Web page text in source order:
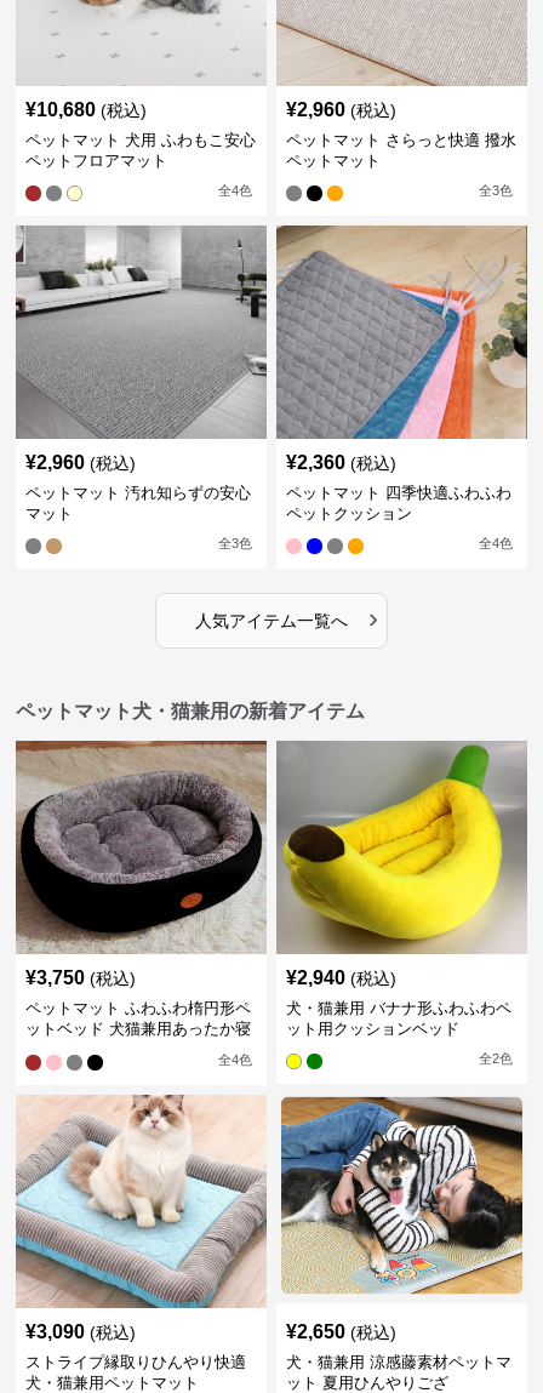
¥10,680 (税込)
ペットマット 犬用 ふわもこ安心
ペットフロアマット
全4色
¥2,960 (税込)
ペットマット さらっと快適 撥水
ペットマット
全3色
¥2,960 (税込)
ペットマット 汚れ知らずの安心
マット
全3色
¥2,360 (税込)
ペットマット 四季快適ふわふわ
ペットクッション
全4色
人気アイテム一覧へ ›
ペットマット犬・猫兼用の新着アイテム
¥3,750 (税込)
ペットマット ふわふわ楕円形ペ
ットベッド 犬猫兼用あったか寝
全4色
¥2,940 (税込)
犬・猫兼用 バナナ形ふわふわペ
ット用クッションベッド
全2色
¥3,090 (税込)
ストライプ縁取りひんやり快適
犬・猫兼用ペットマット
¥2,650 (税込)
犬・猫兼用 涼感藤素材ペットマ
ット 夏用ひんやりござ